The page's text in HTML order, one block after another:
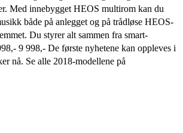
Med innebygget HEOS multirom kan du
både på anlegget og på trådløse HEOS-
Du styrer alt sammen fra smart­
9 998,- De første nyhetene kan oppleves i
nå. Se alle 2018-modellene på